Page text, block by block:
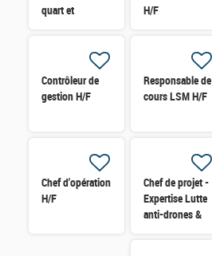
quart et
H/F
Contrôleur de
gestion H/F
Responsable de
cours LSM H/F
Chef d'opération
H/F
Chef de projet -
Expertise Lutte
anti-drones &